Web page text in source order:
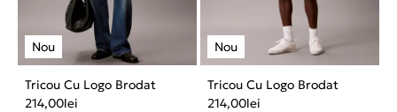
Tricou Cu Logo Brodat
214,00lei
Tricou Cu Logo Brodat
214,00lei